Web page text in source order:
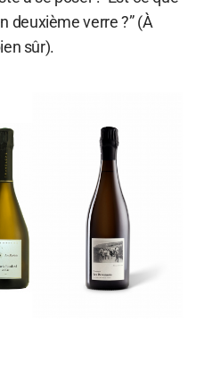
deuxième verre ?” (À
sûr).